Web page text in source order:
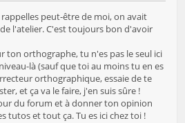
peut-être de moi, on avait
l'atelier. C'est toujours bon d'avoir
ton orthographe, tu n'es pas le seul ici
là (sauf que toi au moins tu en es
orthographique, essaie de te
et ça va le faire, j'en suis sûre !
du forum et à donner ton opinion
tutos et tout ça. Tu es ici chez toi !